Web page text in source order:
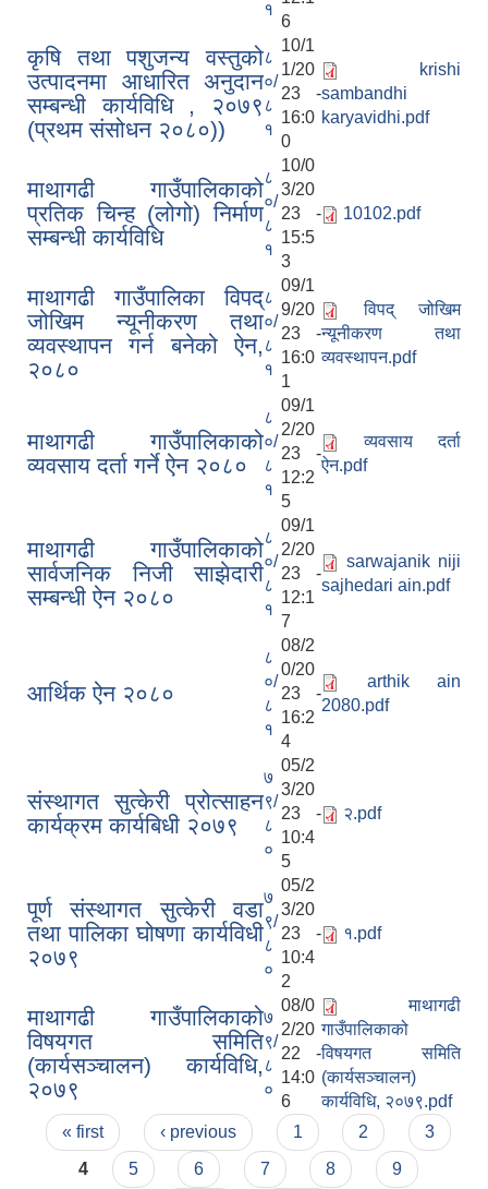
१
6
कृषि तथा पशुजन्य वस्तुको
उत्पादनमा आधारित अनुदान
सम्बन्धी कार्यविधि , २०७९
(प्रथम संसोधन २०८०))
८
०/
८
१
10/1
1/20
23 -
16:0
0
krishi
sambandhi
karyavidhi.pdf
माथागढी गाउँपालिकाको
प्रतिक चिन्ह (लोगो) निर्माण
सम्बन्धी कार्यविधि
८
०/
८
१
10/0
3/20
23 -
15:5
3
10102.pdf
माथागढी गाउँपालिका विपद्
जोखिम न्यूनीकरण तथा
व्यवस्थापन गर्न बनेको ऐन,
२०८०
८
०/
८
१
09/1
9/20
23 -
16:0
1
विपद् जोखिम
न्यूनीकरण तथा
व्यवस्थापन.pdf
माथागढी गाउँपालिकाको
व्यवसाय दर्ता गर्ने ऐन २०८०
८
०/
८
१
09/1
2/20
23 -
12:2
5
व्यवसाय दर्ता
ऐन.pdf
माथागढी गाउँपालिकाको
सार्वजनिक निजी साझेदारी
सम्बन्धी ऐन २०८०
८
०/
८
१
09/1
2/20
23 -
12:1
7
sarwajanik niji
sajhedari ain.pdf
आर्थिक ऐन २०८०
८
०/
८
१
08/2
0/20
23 -
16:2
4
arthik ain
2080.pdf
संस्थागत सुत्केरी प्रोत्साहन
कार्यक्रम कार्यबिधी २०७९
७
९/
८
०
05/2
3/20
23 -
10:4
5
२.pdf
पूर्ण संस्थागत सुत्केरी वडा
तथा पालिका घोषणा कार्यविधी
२०७९
७
९/
८
०
05/2
3/20
23 -
10:4
2
१.pdf
माथागढी गाउँपालिकाको
विषयगत समिति
(कार्यसञ्चालन) कार्यविधि,
२०७९
७
९/
८
०
08/0
2/20
22 -
14:0
6
माथागढी
गाउँपालिकाको
विषयगत समिति
(कार्यसञ्चालन)
कार्यविधि, २०७९.pdf
Pages
« first ‹ previous 1 2
3
4
5 6 7 8
9